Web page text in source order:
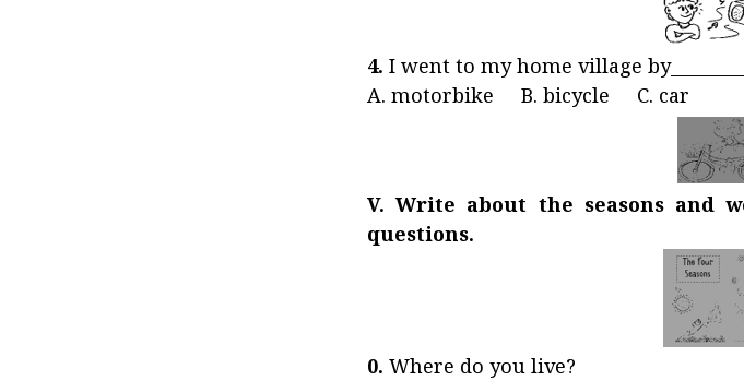
4. I went to my home village
A. motorbike B. bicycle C. car
V. Write about the seasons and
questions.
0. Where do you live?